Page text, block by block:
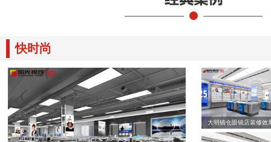
快时尚
大明镜仓眼镜店装修效